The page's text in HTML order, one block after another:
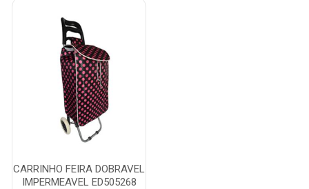
CARRINHO FEIRA DOBRAVEL
IMPERMEAVEL ED505268